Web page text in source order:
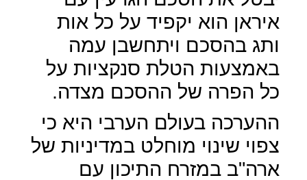
איראן הוא יקפיד על כל אות
ותג בהסכם ויתחשבן עמה
באמצעות הטלת סנקציות על
כל הפרה של ההסכם מצדה.
ההערכה בעולם הערבי היא כי
צפוי שינוי מוחלט במדיניות של
ארה"ב במזרח התיכון עם